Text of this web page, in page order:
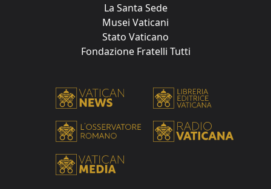
La Santa Sede
Musei Vaticani
Stato Vaticano
Fondazione Fratelli Tutti